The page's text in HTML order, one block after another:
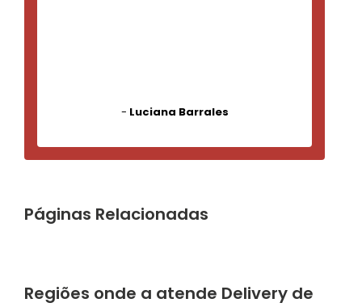
- Luciana Barrales
Páginas Relacionadas
Regiões onde a atende Delivery de